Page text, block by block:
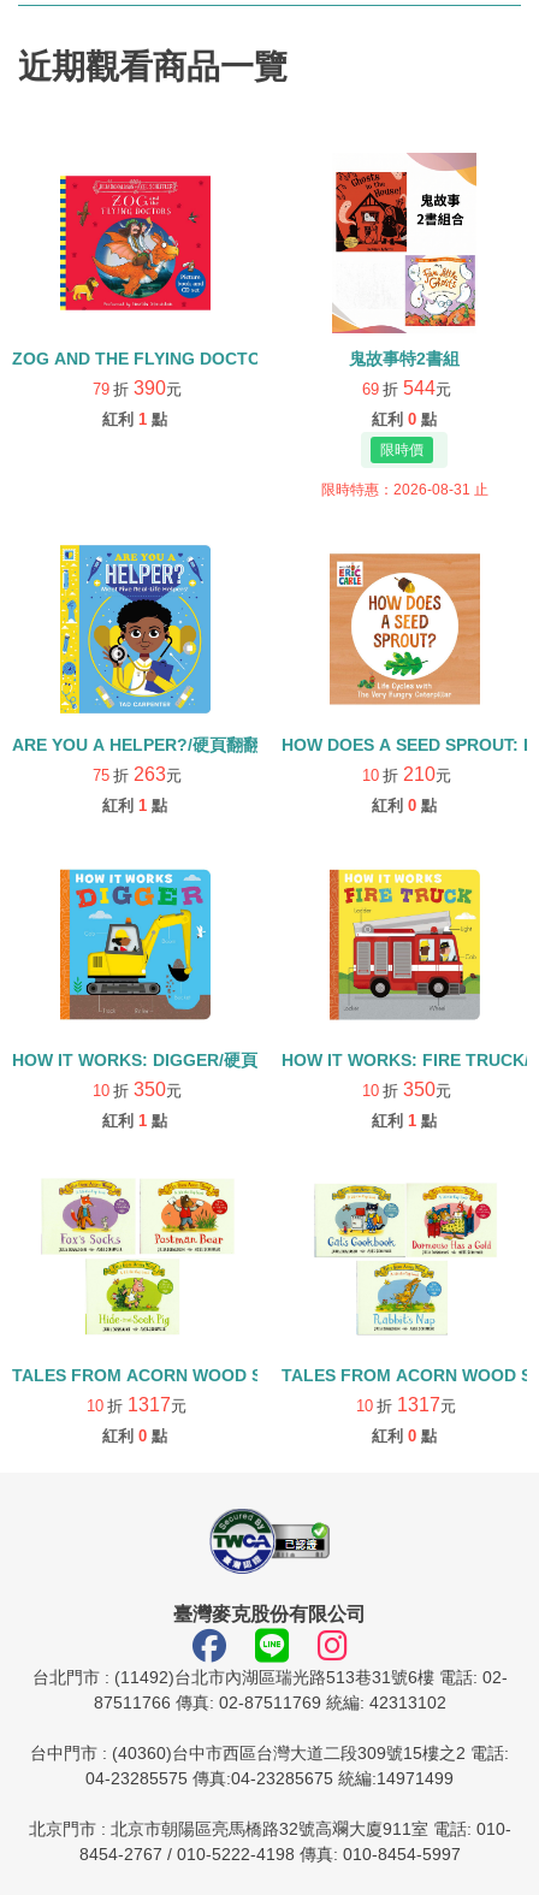
近期觀看商品一覽
ZOG AND THE FLYING DOCTORS/英文繪本+CD
79 折 390元
紅利 1 點
鬼故事特2書組
69 折 544元
紅利 0 點
限時特惠：2026-08-31 止
ARE YOU A HELPER?/硬頁翻翻書
75 折 263元
紅利 1 點
HOW DOES A SEED SPROUT:
10 折 210元
紅利 0 點
HOW IT WORKS: DIGGER/硬頁書
10 折 350元
紅利 1 點
HOW IT WORKS: FIRE TRUCK/
10 折 350元
紅利 1 點
TALES FROM ACORN WOOD STORY COLLECTION 觀察探索組/
10 折 1317元
紅利 0 點
TALES FROM ACORN WOOD
10 折 1317元
紅利 0 點
臺灣麥克股份有限公司
台北門市 : (11492)台北市內湖區瑞光路513巷31號6樓 電話: 02-
87511766 傳真: 02-87511769 統編: 42313102
台中門市 : (40360)台中市西區台灣大道二段309號15樓之2 電話:
04-23285575 傳真:04-23285675 統編:14971499
北京門市 : 北京市朝陽區亮馬橋路32號高斕大廈911室 電話: 010-
8454-2767 / 010-5222-4198 傳真: 010-8454-5997